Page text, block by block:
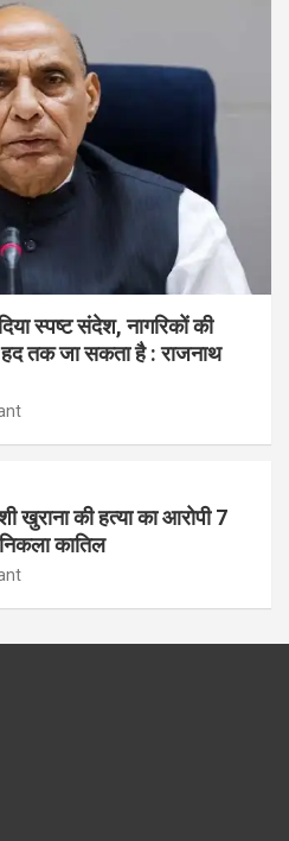
स्पष्ट संदेश, नागरिकों की
हद तक जा सकता है : राजनाथ
खुराना की हत्या का आरोपी 7
निकला कातिल